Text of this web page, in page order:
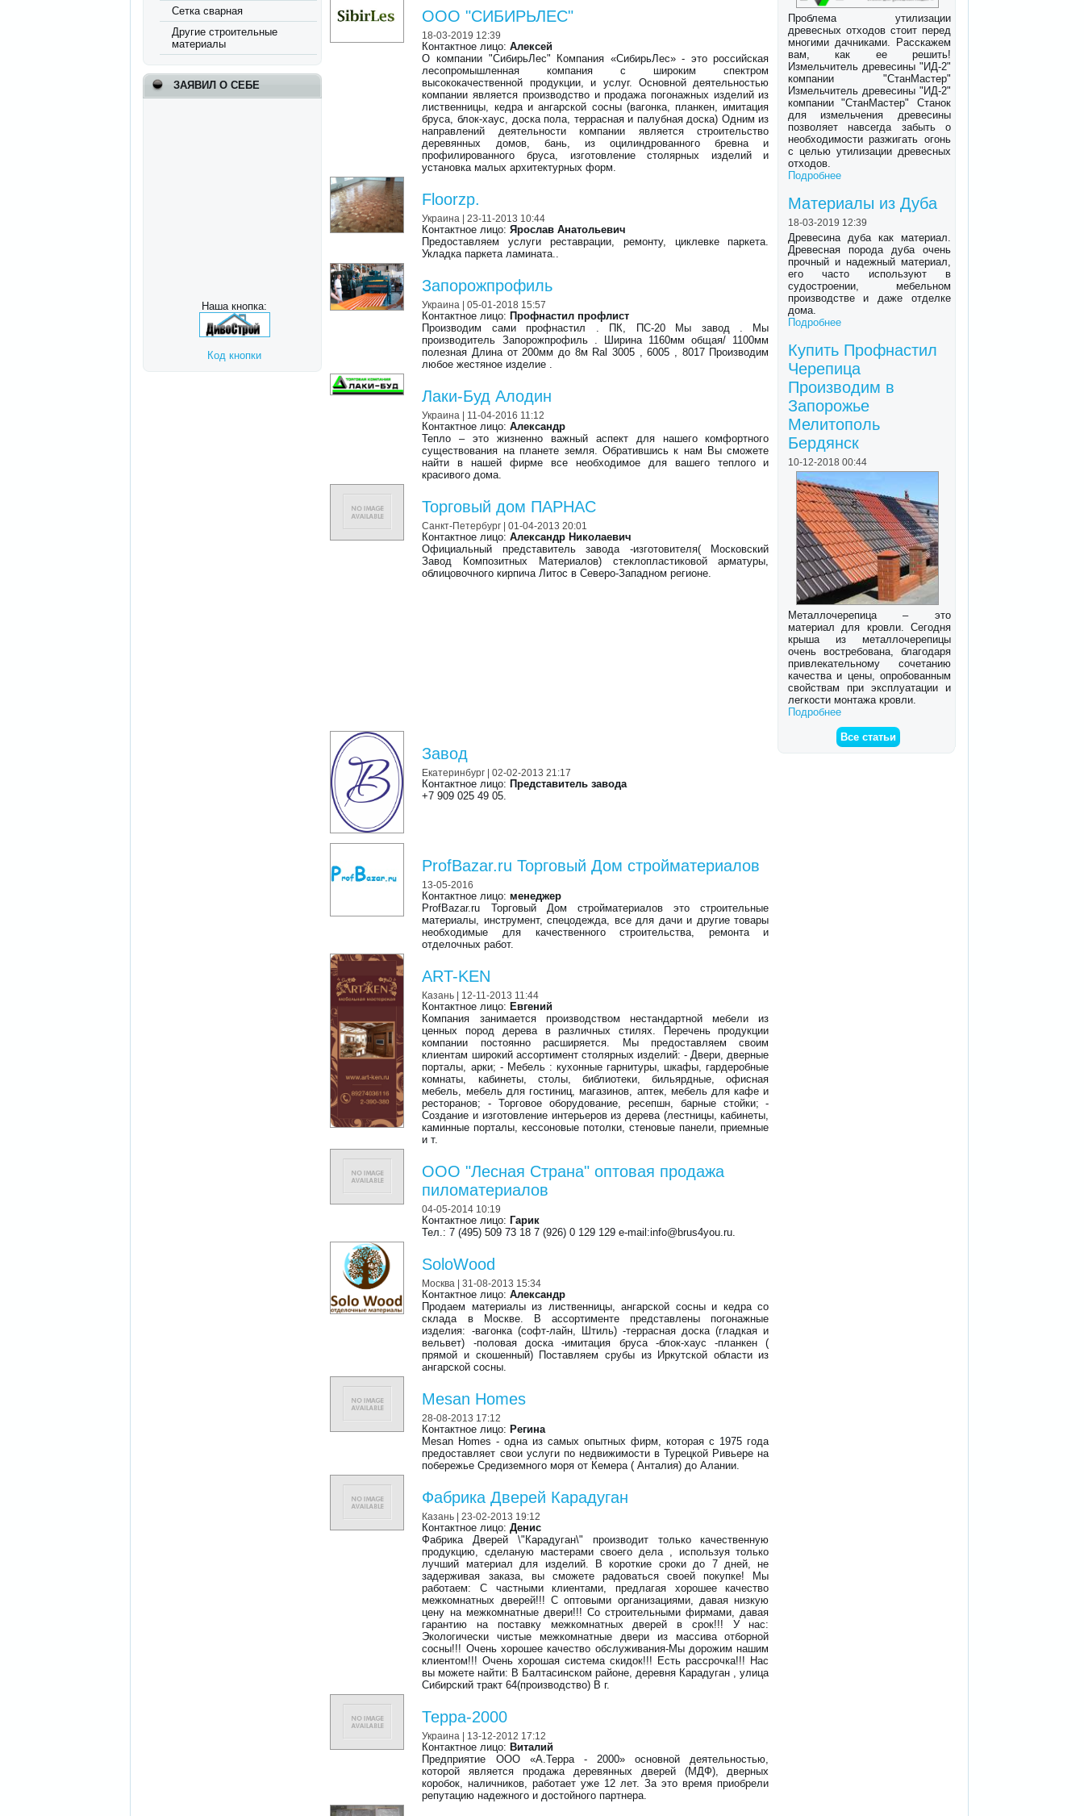
Сетка сварная
Другие строительные
материалы
ЗАЯВИЛ О СЕБЕ
Наша кнопка:
Код кнопки
Проблема утилизации
древесных отходов стоит перед
многими дачниками. Расскажем
вам, как ее решить!
Измельчитель древесины "ИД-2"
компании "СтанМастер"
Измельчитель древесины "ИД-2"
компании "СтанМастер" Станок
для измельчения древесины
позволяет навсегда забыть о
необходимости разжигать огонь
с целью утилизации древесных
отходов.
Подробнее
Материалы из Дуба
18-03-2019 12:39
Древесина дуба как материал.
Древесная порода дуба очень
прочный и надежный материал,
его часто используют в
судостроении, мебельном
производстве и даже отделке
дома.
Подробнее
Купить Профнастил
Черепица
Производим в
Запорожье
Мелитополь
Бердянск
10-12-2018 00:44
Металлочерепица – это
материал для кровли. Сегодня
крыша из металлочерепицы
очень востребована, благодаря
привлекательному сочетанию
качества и цены, опробованным
свойствам при эксплуатации и
легкости монтажа кровли.
Подробнее
Все статьи
ООО "СИБИРЬЛЕС"
18-03-2019 12:39
Контактное лицо:Алексей
О компании "СибирьЛес" Компания «СибирьЛес» - это российская
лесопромышленная компания с широким спектром
высококачественной продукции, и услуг. Основной деятельностью
компании является производство и продажа погонажных изделий из
лиственницы, кедра и ангарской сосны (вагонка, планкен, имитация
бруса, блок-хаус, доска пола, террасная и палубная доска) Одним из
направлений деятельности компании является строительство
деревянных домов, бань, из оцилиндрованного бревна и
профилированного бруса, изготовление столярных изделий и
установка малых архитектурных форм.
Floorzp.
Украина | 23-11-2013 10:44
Контактное лицо:Ярослав Анатольевич
Предоставляем услуги реставрации, ремонту, циклевке паркета.
Укладка паркета ламината..
Запорожпрофиль
Украина | 05-01-2018 15:57
Контактное лицо: Профнастил профлист
Производим сами профнастил . ПК, ПС-20 Мы завод . Мы
производитель Запорожпрофиль . Ширина 1160мм общая/ 1100мм
полезная Длина от 200мм до 8м Ral 3005 , 6005 , 8017 Производим
любое жестяное изделие .
Лаки-Буд Алодин
Украина | 11-04-2016 11:12
Контактное лицо:Александр
Тепло – это жизненно важный аспект для нашего комфортного
существования на планете земля. Обратившись к нам Вы сможете
найти в нашей фирме все необходимое для вашего теплого и
красивого дома.
Торговый дом ПАРНАС
Санкт-Петербург | 01-04-2013 20:01
Контактное лицо:Александр Николаевич
Официальный представитель завода -изготовителя( Московский
Завод Композитных Материалов) стеклопластиковой арматуры,
облицовочного кирпича Литос в Северо-Западном регионе.
Завод
Екатеринбург | 02-02-2013 21:17
Контактное лицо: Представитель завода
+7 909 025 49 05.
ProfBazar.ru Торговый Дом стройматериалов
13-05-2016
Контактное лицо: менеджер
ProfBazar.ru Торговый Дом стройматериалов это строительные
материалы, инструмент, спецодежда, все для дачи и другие товары
необходимые для качественного строительства, ремонта и
отделочных работ.
ART-KEN
Казань | 12-11-2013 11:44
Контактное лицо:Евгений
Компания занимается производством нестандартной мебели из
ценных пород дерева в различных стилях. Перечень продукции
компании постоянно расширяется. Мы предоставляем своим
клиентам широкий ассортимент столярных изделий: - Двери, дверные
порталы, арки; - Мебель : кухонные гарнитуры, шкафы, гардеробные
комнаты, кабинеты, столы, библиотеки, бильярдные, офисная
мебель, мебель для гостиниц, магазинов, аптек, мебель для кафе и
ресторанов; - Торговое оборудование, ресепшн, барные стойки; -
Создание и изготовление интерьеров из дерева (лестницы, кабинеты,
каминные порталы, кессоновые потолки, стеновые панели, приемные
и т.
ООО "Лесная Страна" оптовая продажа
пиломатериалов
04-05-2014 10:19
Контактное лицо:Гарик
Тел.: 7 (495) 509 73 18 7 (926) 0 129 129 e-mail:info@brus4you.ru.
SoloWood
Москва | 31-08-2013 15:34
Контактное лицо:Александр
Продаем материалы из лиственницы, ангарской сосны и кедра со
склада в Москве. В ассортименте представлены погонажные
изделия: -вагонка (софт-лайн, Штиль) -террасная доска (гладкая и
вельвет) -половая доска -имитация бруса -блок-хаус -планкен (
прямой и скошенный) Поставляем срубы из Иркутской области из
ангарской сосны.
Mesan Homes
28-08-2013 17:12
Контактное лицо:Регина
Mesan Homes - одна из самых опытных фирм, которая с 1975 года
предоставляет свои услуги по недвижимости в Турецкой Ривьере на
побережье Средиземного моря от Кемера ( Анталия) до Алании.
Фабрика Дверей Карадуган
Казань | 23-02-2013 19:12
Контактное лицо:Денис
Фабрика Дверей \"Карадуган\" производит только качественную
продукцию, сделаную мастерами своего дела , используя только
лучший материал для изделий. В короткие сроки до 7 дней, не
задерживая заказа, вы сможете радоваться своей покупке! Мы
работаем: С частными клиентами, предлагая хорошее качество
межкомнатных дверей!!! С оптовыми организациями, давая низкую
цену на межкомнатные двери!!! Со строительными фирмами, давая
гарантию на поставку межкомнатных дверей в срок!!! У нас:
Экологически чистые межкомнатные двери из массива отборной
сосны!!! Очень хорошее качество обслуживания-Мы дорожим нашим
клиентом!!! Очень хорошая система скидок!!! Есть рассрочка!!! Нас
вы можете найти: В Балтасинском районе, деревня Карадуган , улица
Сибирский тракт 64(производство) В г.
Терра-2000
Украина | 13-12-2012 17:12
Контактное лицо:Виталий
Предприятие ООО «А.Терра - 2000» основной деятельностью,
которой является продажа деревянных дверей (МДФ), дверных
коробок, наличников, работает уже 12 лет. За это время приобрели
репутацию надежного и достойного партнера.